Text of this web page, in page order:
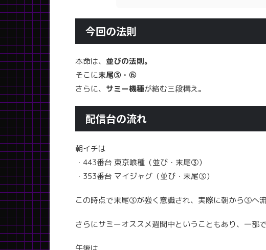
今回の法則
本命は、 並びの法則。
そこに末尾③・⑥
さらに、 サミー機種が絡む三段構え。
配信台の流れ
朝イチは
・443番台 東京喰種（並び・末尾③）
・353番台 マイジャグ（並び・末尾③）
この時点で末尾③が強く意識され、実際に朝から③へ流
さらにサミーオススメ週間中ということもあり、一部